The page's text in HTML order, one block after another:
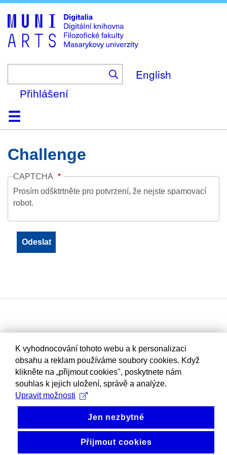
to
main
content
English
Přihlášení
DomůKolekce
Prohlížení
Vyhledávání
O platformě
Nápověda
KontaktDigitalia
Challenge
CAPTCHA
Prosím odšktrtněte pro potvrzení, že nejste spamovací
robot.
K vyhodnocování tohoto webu a k personalizaci
obsahu a reklam používáme soubory cookies. Když
klikněte na „přijmout cookies", poskytnete nám
souhlas k jejich uložení, správě a analýze.
Upravit možnosti
Jen nezbytné
Přijmout cookies